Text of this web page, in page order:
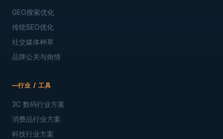
GEO搜索优化
传统SEO优化
社交媒体种草
品牌公关与舆情
行业 / 工具
3C 数码行业方案
消费品行业方案
科技行业方案